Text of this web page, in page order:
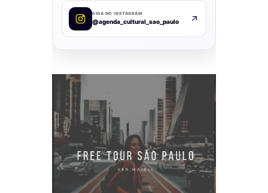
SIGA NO INSTAGRAM
@agenda_cultural_sao_paulo